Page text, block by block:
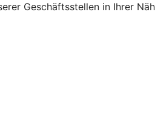
Geschäftsstellen in Ihrer